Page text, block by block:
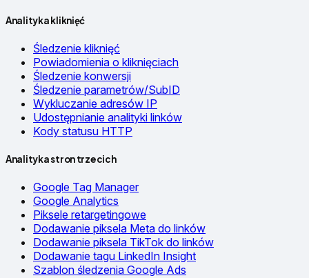
Analityka kliknięć
Śledzenie kliknięć
Powiadomienia o kliknięciach
Śledzenie konwersji
Śledzenie parametrów/SubID
Wykluczanie adresów IP
Udostępnianie analityki linków
Kody statusu HTTP
Analityka stron trzecich
Google Tag Manager
Google Analytics
Piksele retargetingowe
Dodawanie piksela Meta do linków
Dodawanie piksela TikTok do linków
Dodawanie tagu LinkedIn Insight
Szablon śledzenia Google Ads